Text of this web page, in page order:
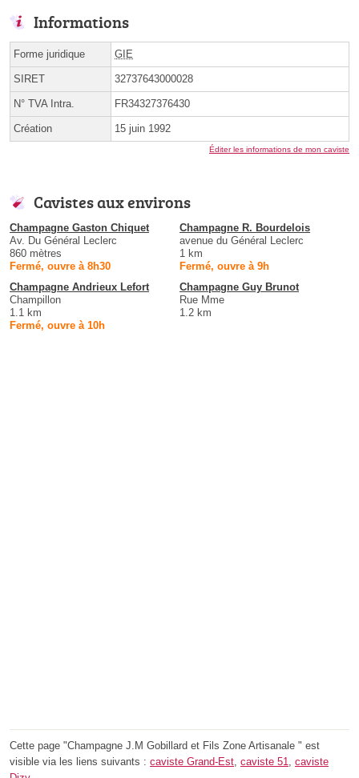
Informations
Forme juridique GIE
SIRET 32737643000028
N° TVA Intra. FR34327376430
Création 15 juin 1992
Éditer les informations de mon caviste
Cavistes aux environs
Champagne Gaston Chiquet
Av. Du Général Leclerc
860 mètres
Fermé, ouvre à 8h30
Champagne R. Bourdelois
avenue du Général Leclerc
1 km
Fermé, ouvre à 9h
Champagne Andrieux Lefort
Champillon
1.1 km
Fermé, ouvre à 10h
Champagne Guy Brunot
Rue Mme
1.2 km
Cette page "Champagne J.M Gobillard et Fils Zone Artisanale " est
visible via les liens suivants : caviste Grand-Est caviste 51
caviste